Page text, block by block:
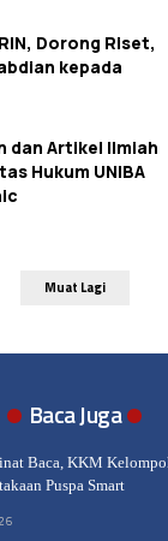
Dorong Riset,
kepada
dan Artikel Ilmiah
Hukum UNIBA
Muat Lagi
Baca Juga
Baca, KKM
Puspa Smart